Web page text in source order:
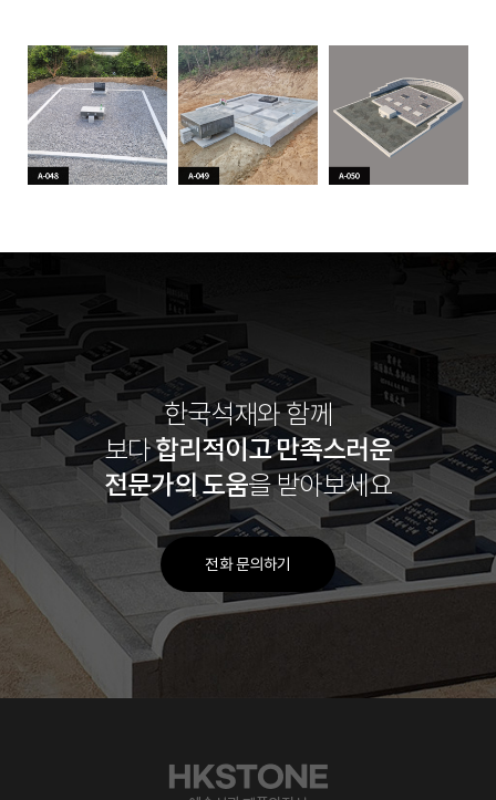
한국석재와 함께
보다합리적이고만족스러운
전문가의 도움을 받아보세요
전화 문의하기